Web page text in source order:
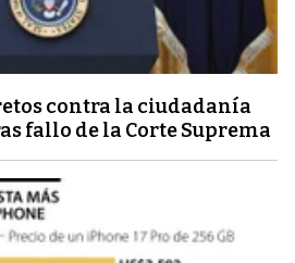
contra la ciudadanía
fallo de la Corte Suprema